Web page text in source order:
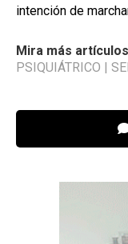
intención de
Mira más
PSIQUIÁTRICO |